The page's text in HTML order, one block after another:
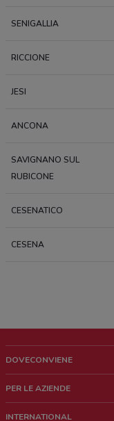
SENIGALLIA
RICCIONE
JESI
ANCONA
SAVIGNANO SUL
RUBICONE
CESENATICO
CESENA
DOVECONVIENE
Chi siamo
PER LE AZIENDE
INTERNATIONAL